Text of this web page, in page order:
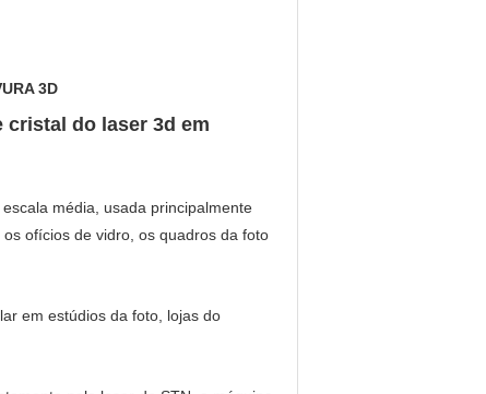
3D
cristal do laser 3d em
média, usada principalmente
ofícios de vidro, os quadros da foto
em estúdios da foto, lojas do